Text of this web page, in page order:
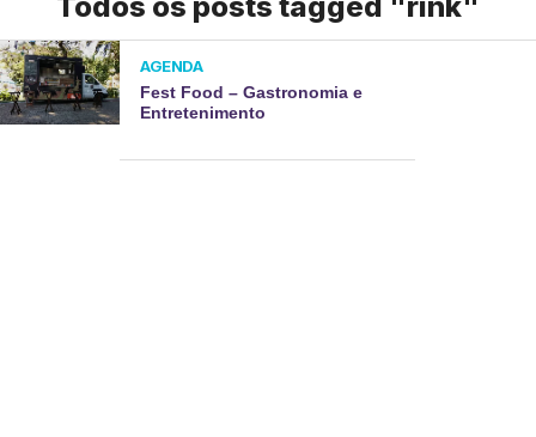
AGENDA
Fest Food – Gastronomia e
Entretenimento